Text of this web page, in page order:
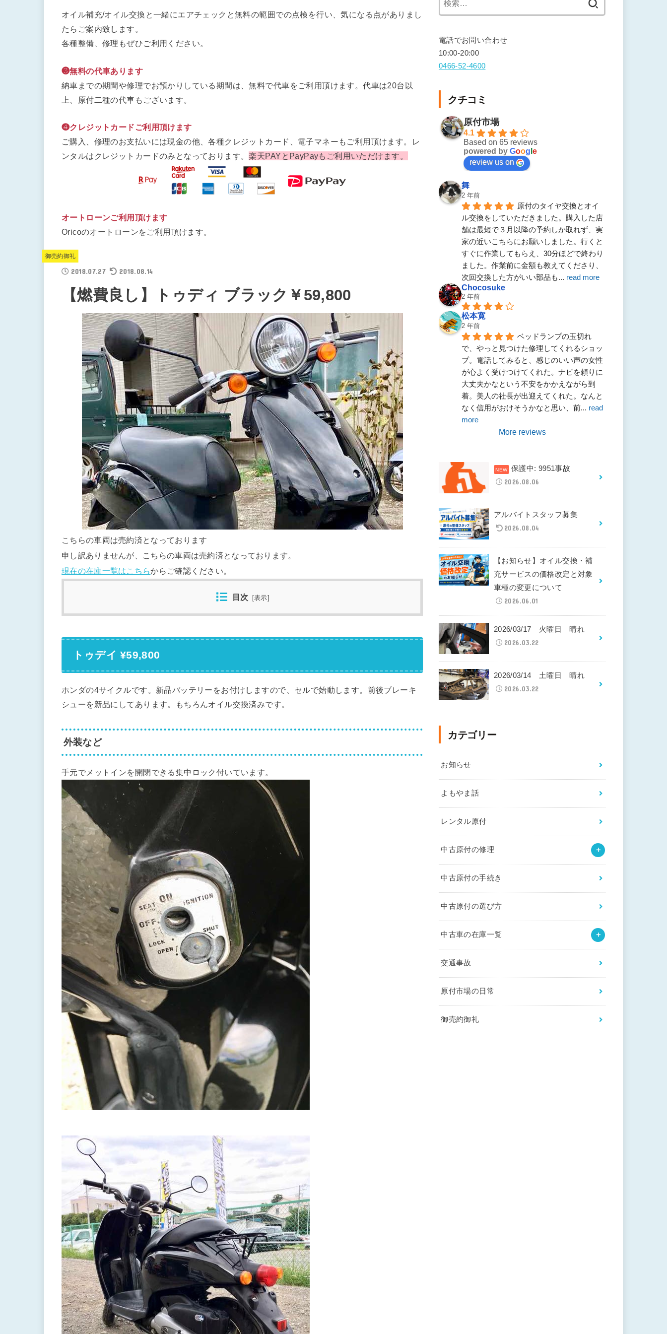
オイル補充/オイル交換と一緒にエアチェックと無料の範囲での点検を行い、気になる点がありまし
たらご案内致します。
各種整備、修理もぜひご利用ください。
❸無料の代車あります
納車までの期間や修理でお預かりしている期間は、無料で代車をご利用頂けます。代車は20台以
上、原付二種の代車もございます。
❹クレジットカードご利用頂けます
ご購入、修理のお支払いには現金の他、各種クレジットカード、電子マネーもご利用頂けます。レ
ンタルはクレジットカードのみとなっております。楽天PAYとPayPayもご利用いただけます。
オートローンご利用頂けます
Oricoのオートローンをご利用頂けます。
御売約御礼
2018.07.27 2018.08.14
【燃費良し】トゥディ ブラック￥59,800
こちらの車両は売約済となっております
申し訳ありませんが、こちらの車両は売約済となっております。
現在の在庫一覧はこちらからご確認ください。
目次 [表示
トゥデイ ¥59,800
ホンダの4サイクルです。新品バッテリーをお付けしますので、セルで始動します。前後ブレーキ
シューを新品にしてあります。もちろんオイル交換済みです。
外装など
手元でメットインを開閉できる集中ロック付いています。
電話でお問い合わせ
10:00-20:00
0466-52-4600
クチコミ
原付市場
4.1
Based on 65 reviews
powered by Goog e
review us on
舞
2 年前
原付のタイヤ交換とオイ
ル交換をしていただきました。購入した店
舗は最短で３月以降の予約しか取れず、実
家の近いこちらにお願いしました。行くと
すぐに作業してもらえ、30分ほどで終わり
ました。作業前に金額も教えてくださり、
次回交換した方がいい部品も... read more
Chocosuke
2 年前
松本寛
2 年前
ベッドランプの玉切れ
で、やっと見つけた修理してくれるショッ
プ。電話してみると、感じのいい声の女性
が心よく受けつけてくれた。ナビを頼りに
大丈夫かなという不安をかかえながら到
着。美人の社長が出迎えてくれた。なんと
なく信用がおけそうかなと思い、前... read
more
More reviews
保護中: 9951事故
2026.08.06
アルバイトスタッフ募集
2026.08.04
【お知らせ】オイル交換・補
充サービスの価格改定と対象
車種の変更について
2026.06.01
2026/03/17 火曜日 晴れ
2026.03.22
2026/03/14 土曜日 晴れ
2026.03.22
カテゴリー
お知らせ
よもやま話
レンタル原付
中古原付の修理
中古原付の手続き
中古原付の選び方
中古車の在庫一覧
交通事故
原付市場の日常
御売約御礼